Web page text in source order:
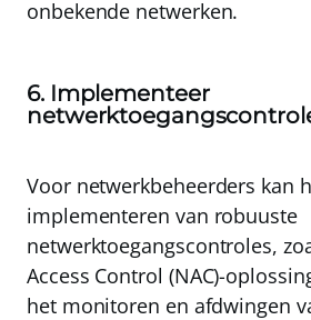
onbekende netwerken.
6. Implementeer
Voor netwerkbeheerders kan
implementeren van robuuste
netwerktoegangscontroles,
Access Control (NAC)-
het monitoren en afdwingen